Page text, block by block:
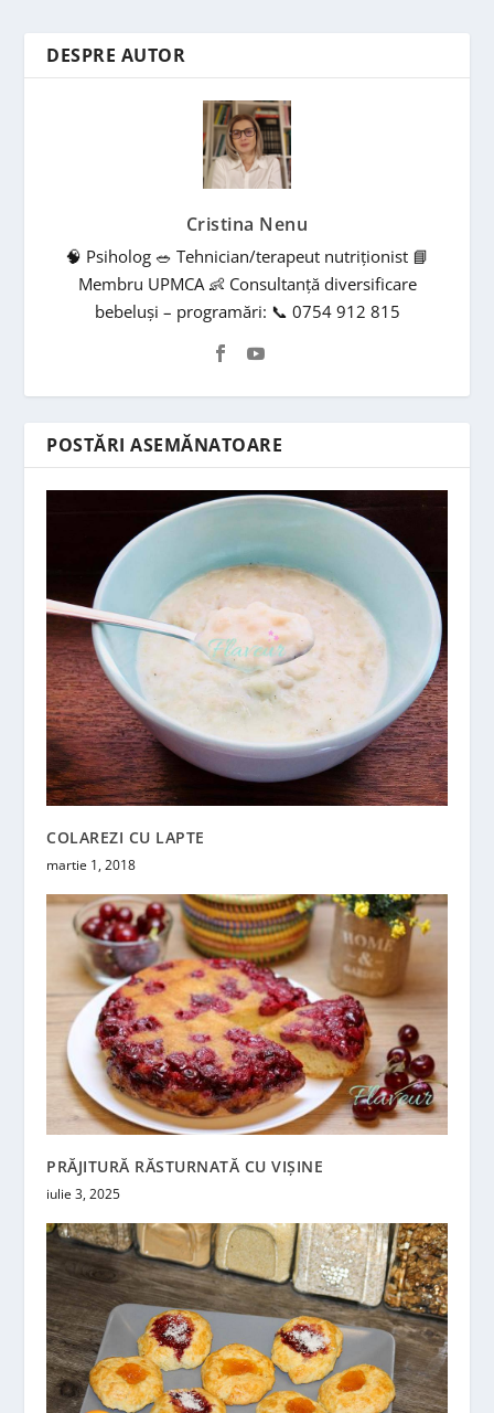
DESPRE AUTOR
Cristina Nenu
🧠 Psiholog 🥗 Tehnician/terapeut nutriționist 📘
Membru UPMCA 👶 Consultanță diversificare
bebeluși – programări: 📞 0754 912 815
POSTĂRI ASEMĂNATOARE
COLAREZI CU LAPTE
martie 1, 2018
PRĂJITURĂ RĂSTURNATĂ CU VIȘINE
iulie 3, 2025